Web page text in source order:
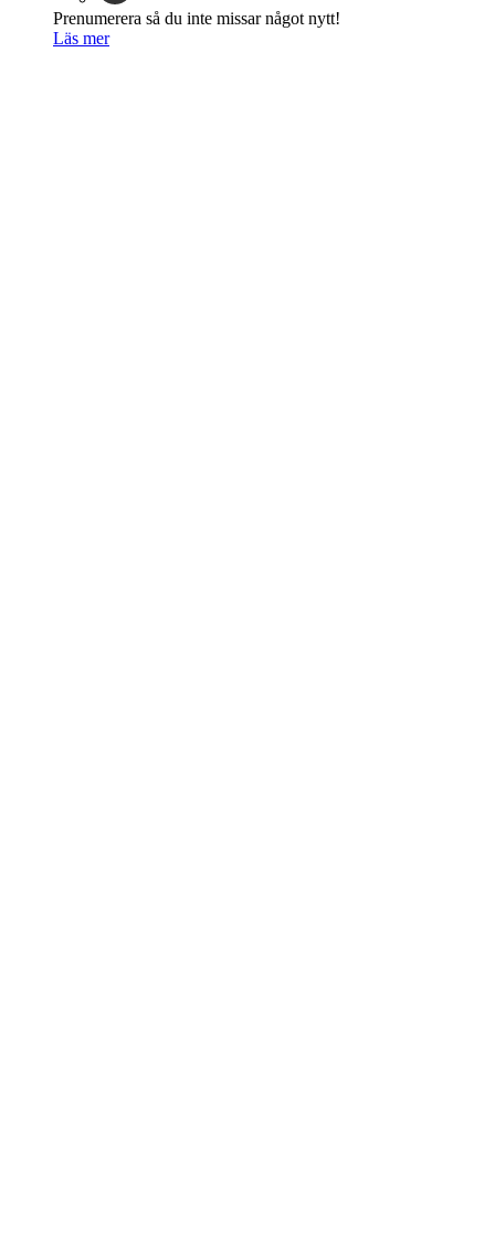
Prenumerera så du inte missar något nytt!
Läs mer